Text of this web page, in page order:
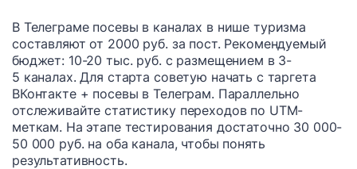
В Телеграме посевы в каналах в нише туризма
составляют от 2000 руб. за пост. Рекомендуемый
бюджет: 10-20 тыс. руб. с размещением в 3-
5 каналах. Для старта советую начать с таргета
ВКонтакте + посевы в Телеграм. Параллельно
отслеживайте статистику переходов по UTM-
меткам. На этапе тестирования достаточно 30 000-
50 000 руб. на оба канала, чтобы понять
результативность.